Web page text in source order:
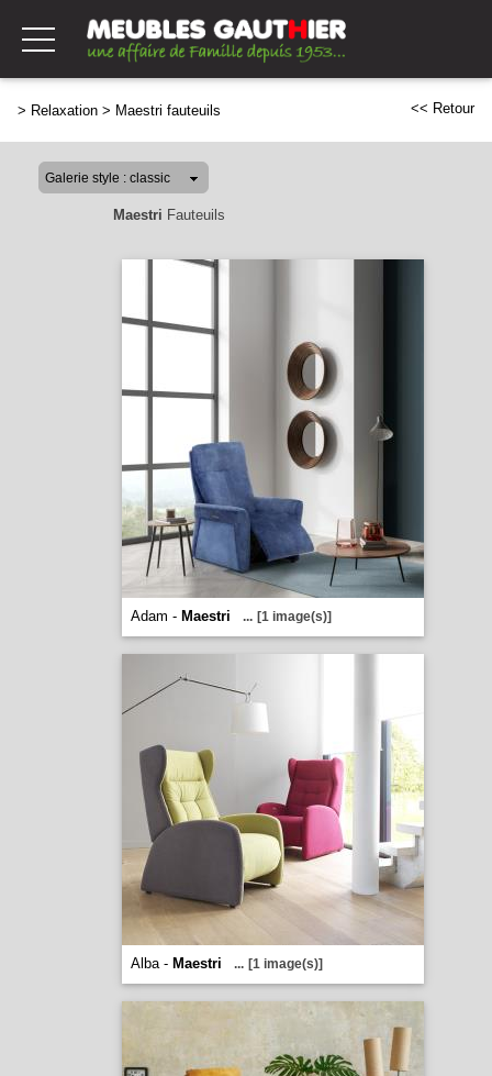
> Relaxation > Maestri fauteuils << Retour
Maestri Fauteuils
Adam - Maestri ... [1 image(s)]
Alba - Maestri ... [1 image(s)]